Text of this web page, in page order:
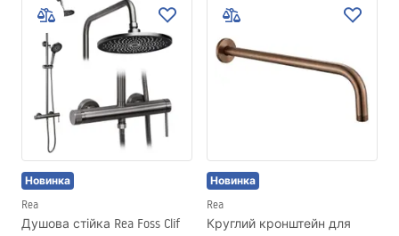
Новинка
Rea
Душова стійка Rea Foss Clif
Новинка
Rea
Круглий кронштейн для